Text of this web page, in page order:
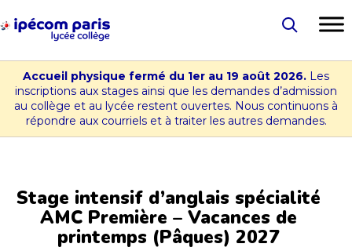
au
Collège
Ipécom
Paris
Accueil physique fermé du 1er au 19 août 2026. Les
inscriptions aux stages ainsi que les demandes d’admission
au collège et au lycée restent ouvertes. Nous continuons à
répondre aux courriels et à traiter les autres demandes.
Stage intensif d’anglais spécialité
AMC Première – Vacances de
printemps (Pâques) 2027